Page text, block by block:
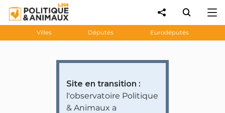
Villes Députés Eurodéputés
Site en transition :
l'observatoire Politique
& Animaux a